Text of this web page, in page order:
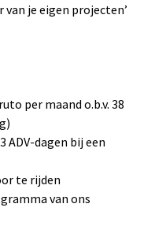
je eigen projecten’
per maand o.b.v. 38
ADV-dagen bij een
te rijden
van ons